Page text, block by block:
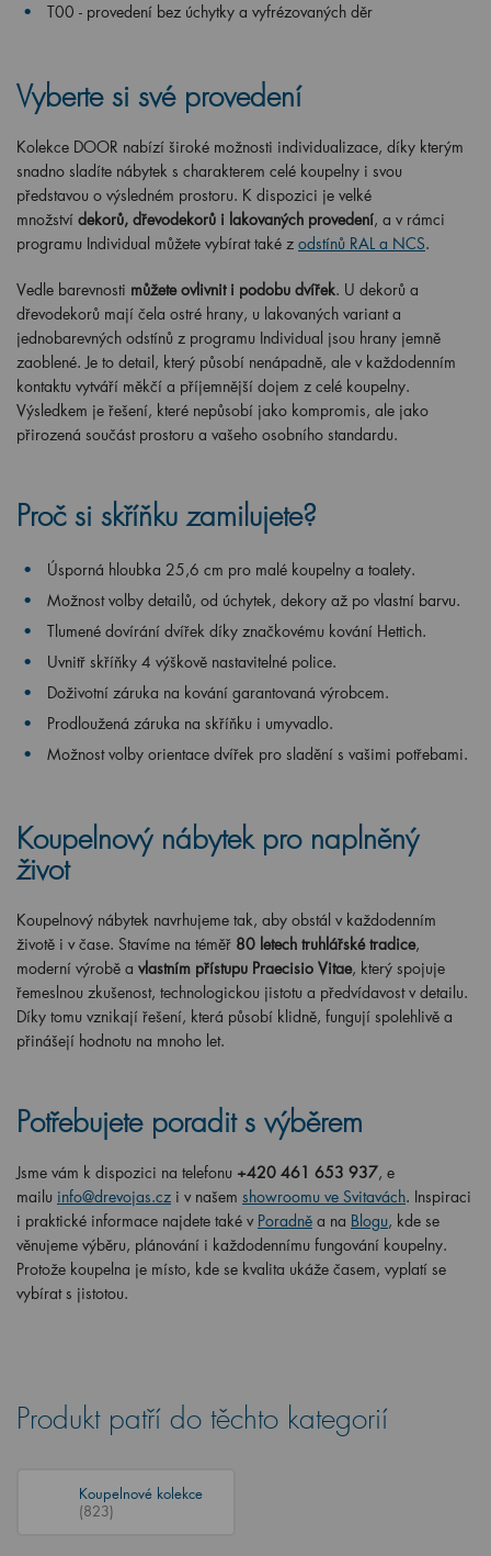
T00 - provedení bez úchytky a vyfrézovaných děr
Vyberte si své provedení
Kolekce DOOR nabízí široké možnosti individualizace, díky kterým
snadno sladíte nábytek s charakterem celé koupelny i svou
představou o výsledném prostoru. K dispozici je velké
množství dekorů, dřevodekorů i lakovaných provedení, a v rámci
programu Individual můžete vybírat také z odstínů RAL a NCS.
Vedle barevnosti můžete ovlivnit i podobu dvířek. U dekorů a
dřevodekorů mají čela ostré hrany, u lakovaných variant a
jednobarevných odstínů z programu Individual jsou hrany jemně
zaoblené. Je to detail, který působí nenápadně, ale v každodenním
kontaktu vytváří měkčí a příjemnější dojem z celé koupelny.
Výsledkem je řešení, které nepůsobí jako kompromis, ale jako
přirozená součást prostoru a vašeho osobního standardu.
Proč si skříňku zamilujete?
Úsporná hloubka 25,6 cm pro malé koupelny a toalety.
Možnost volby detailů, od úchytek, dekory až po vlastní barvu.
Tlumené dovírání dvířek díky značkovému kování Hettich.
Uvnitř skříňky 4 výškově nastavitelné police.
Doživotní záruka na kování garantovaná výrobcem.
Prodloužená záruka na skříňku i umyvadlo.
Možnost volby orientace dvířek pro sladění s vašimi potřebami.
Koupelnový nábytek pro naplněný
život
Koupelnový nábytek navrhujeme tak, aby obstál v každodenním
životě i v čase. Stavíme na téměř 80 letech truhlářské tradice,
moderní výrobě a vlastním přístupu Praecisio Vitae, který spojuje
řemeslnou zkušenost, technologickou jistotu a předvídavost v detailu.
Díky tomu vznikají řešení, která působí klidně, fungují spolehlivě a
přinášejí hodnotu na mnoho let.
Potřebujete poradit s výběrem
Jsme vám k dispozici na telefonu +420 461 653 937, e
mailu info@drevojas.cz i v našem showroomu ve Svitavách. Inspiraci
i praktické informace najdete také v Poradně a na Blogu, kde se
věnujeme výběru, plánování i každodennímu fungování koupelny.
Protože koupelna je místo, kde se kvalita ukáže časem, vyplatí se
vybírat s jistotou.
Produkt patří do těchto kategorií
Koupelnové kolekce
(823)